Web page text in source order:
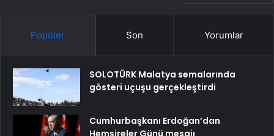
Popüler Son Yorumlar
SOLOTÜRK Malatya semalarında
gösteri uçuşu gerçekleştirdi
Cumhurbaşkanı Erdoğan’dan
Hemşireler Günü mesajı